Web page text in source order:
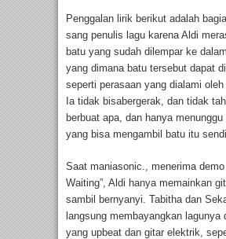
Penggalan lirik berikut adalah
sang penulis lagu karena Aldi
batu yang sudah dilempar ke
yang dimana batu tersebut dapat
seperti perasaan yang dialami oleh
Ia tidak bisabergerak, dan tidak
berbuat apa, dan hanya menunggu
yang bisa mengambil batu itu
Saat maniasonic., menerima demo
Waiting”, Aldi hanya memainkan
sambil bernyanyi. Tabitha dan
langsung membayangkan lagunya
yang upbeat dan gitar elektrik,